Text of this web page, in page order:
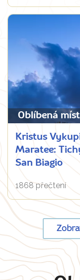
Oblíbená
Kristus
Maratee:
San Biagio
1868 přečtení